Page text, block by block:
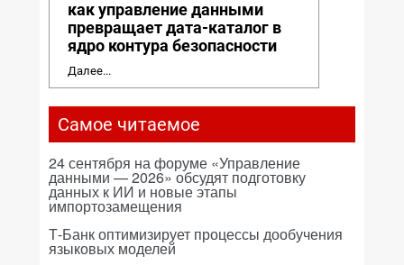
как управление данными
превращает дата-каталог в
ядро контура безопасности
Далее...
Самое читаемое
24 сентября на форуме «Управление
данными — 2026» обсудят подготовку
данных к ИИ и новые этапы
импортозамещения
Т-Банк оптимизирует процессы дообучения
языковых моделей